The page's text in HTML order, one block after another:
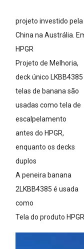
projeto investido pela
China na Austrália.
HPGR
Projeto de Melhoria,
deck único LKBB4385
telas de banana são
usadas como tela de
escalpelamento
antes do HPGR,
enquanto os decks
duplos
A peneira banana
2LKBB4385 é usada
como
Tela do produto HPGR.